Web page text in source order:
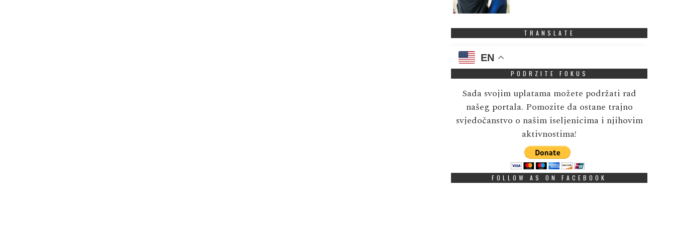
TRANSLATE
EN
PODRZITE FOKUS
Sada svojim uplatama možete podržati rad
našeg portala. Pomozite da ostane trajno
svjedočanstvo o našim iseljenicima i njihovim
aktivnostima!
FOLLOW AS ON FACEBOOK